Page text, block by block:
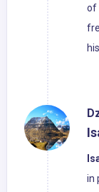
of
in